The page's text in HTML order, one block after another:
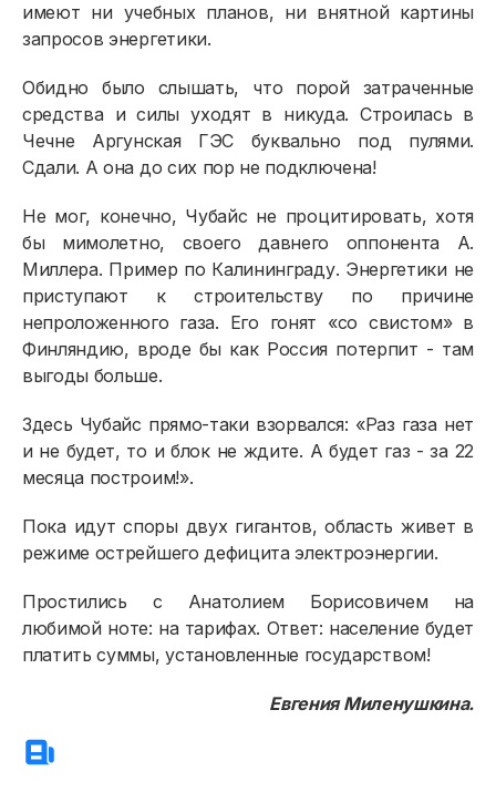
имеют ни учебных планов, ни внятной картины
запросов энергетики.
Обидно было слышать, что порой затраченные
средства и силы уходят в никуда. Строилась в
Чечне Аргунская ГЭС буквально под пулями.
Сдали. А она до сих пор не подключена!
Не мог, конечно, Чубайс не процитировать, хотя
бы мимолетно, своего давнего оппонента А.
Миллера. Пример по Калининграду. Энергетики не
приступают к строительству по причине
непроложенного газа. Его гонят «со свистом» в
Финляндию, вроде бы как Россия потерпит - там
выгоды больше.
Здесь Чубайс прямо-таки взорвался: «Раз газа нет
и не будет, то и блок не ждите. А будет газ - за 22
месяца построим!».
Пока идут споры двух гигантов, область живет в
режиме острейшего дефицита электроэнергии.
Простились с Анатолием Борисовичем на
любимой ноте: на тарифах. Ответ: население будет
платить суммы, установленные государством!
Евгения Миленушкина.